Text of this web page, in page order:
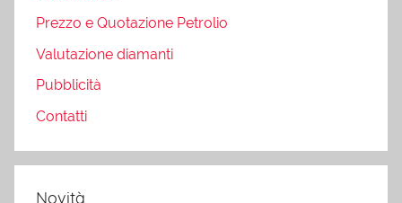
Prezzo e Quotazione Petrolio
Valutazione diamanti
Pubblicità
Contatti
Novità